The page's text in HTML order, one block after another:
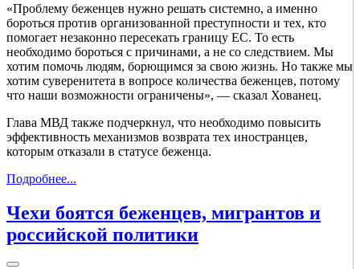
«Проблему беженцев нужно решать системно, а именно
бороться против организованной преступности и тех, кто
помогает незаконно пересекать границу ЕС. То есть
необходимо бороться с причинами, а не со следствием. Мы
хотим помочь людям, борющимся за свою жизнь. Но также мы
хотим суверенитета в вопросе количества беженцев, потому
что наши возможности ограничены», — сказал Хованец.
Глава МВД также подчеркнул, что необходимо повысить
эффективность механизмов возврата тех иностранцев,
которым отказали в статусе беженца.
Подробнее...
Чехи боятся беженцев, мигрантов и
российской политики